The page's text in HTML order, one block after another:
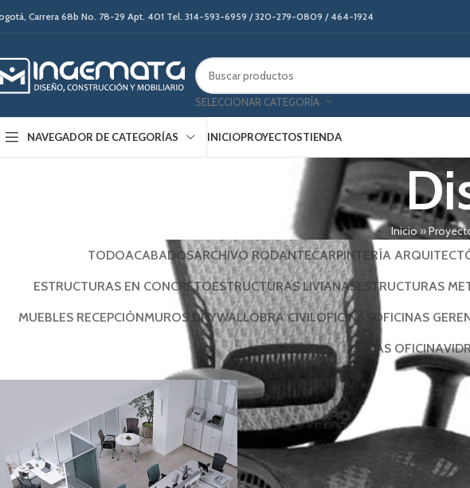
Carrera 68b No. 78-29 Apt. 401 Tel. 314-593-6959 / 320-279-0809 / 464-1924
SELECCIONAR CATEGORÍA
NAVEGADOR DE CATEGORÍAS INICIOPROYECTOSTIENDA
Inicio»
TODOACABADOSARCHIVO RODANTECARPINTERÍA
ESTRUCTURAS EN CONCRETOESTRUCTURAS LIVIANAS ESTRUCTURAS
MUEBLES RECEPCIÓNMUROS DRYWALLOBRA CIVILOFICINAS OFICINAS
SILLAS OFICINA